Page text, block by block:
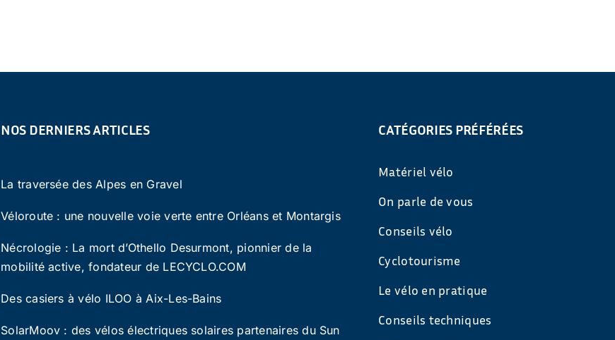
NOS DERNIERS ARTICLES
La traversée des Alpes en Gravel
Véloroute : une nouvelle voie verte entre Orléans et Montargis
Nécrologie : La mort d’Othello Desurmont, pionnier de la
mobilité active, fondateur de LECYCLO.COM
Des casiers à vélo ILOO à Aix-Les-Bains
SolarMoov : des vélos électriques solaires partenaires du Sun
CATÉGORIES PRÉFÉRÉES
Matériel vélo
On parle de vous
Conseils vélo
Cyclotourisme
Le vélo en pratique
Conseils techniques